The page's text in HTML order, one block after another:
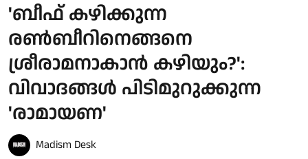
'ബീഫ് കഴിക്കുന്ന
രൺബീറിനെങ്ങനെ
ശ്രീരാമനാകാൻ കഴിയും?':
വിവാദങ്ങൾ പിടിമുറുക്കുന്ന
'രാമായണ'
Madism Desk